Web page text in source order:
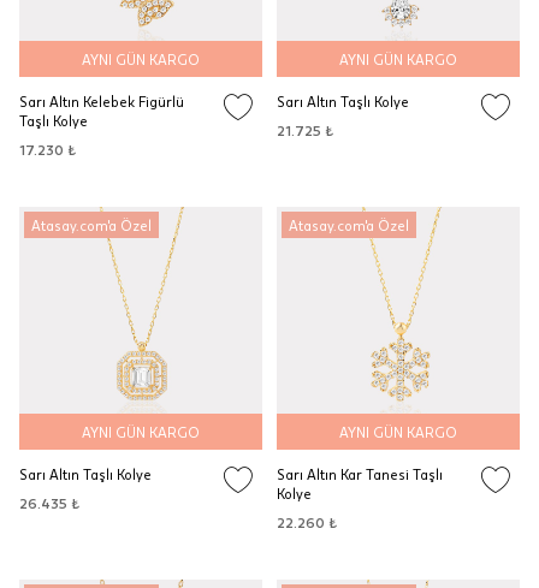
AYNI GÜN KARGO
Sarı Altın Kelebek Figürlü
Taşlı Kolye
17.230 ₺
AYNI GÜN KARGO
Sarı Altın Taşlı Kolye
21.725 ₺
Atasay.com'a Özel
AYNI GÜN KARGO
Sarı Altın Taşlı Kolye
26.435 ₺
Atasay.com'a Özel
AYNI GÜN KARGO
Sarı Altın Kar Tanesi Taşlı
Kolye
22.260 ₺